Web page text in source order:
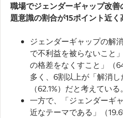
職場でジェンダーギャップ改
題意識の割合が15ポイント近く
ジェンダーギャップの解
で不利益を被らないこと
の格差をなくすこと」（
多く、6割以上が「解消し
（62.1%）だと考えている。
一方で、「ジェンダーギ
近なテーマである」（